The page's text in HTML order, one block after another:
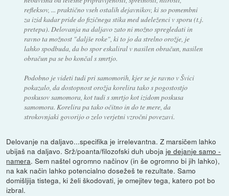
refleksov, ... praktično vseh ostalih dejavnikov, ki so pomembni
za izid kadar pride do fizičnega stika med udeleženci v sporu (t.j.
pretepa). Delovanja na daljavo zato ni možno spregledati in
ravno ta možnost "daljše roke", ki to jo da strelno orožje, je
lahko spodbuda, da bo spor eskaliral v nasilen obračun, nasilen
obračun pa se bo končal s smrtjo.
Podobno je videti tudi pri samomorih, kjer se je ravno v Švici
pokazalo, da dostopnost orožja korelira tako s pogostostjo
poskusov samomora, kot tudi s smrtjo kot izidom poskusa
samomora. Korelira pa tako očitno in do te mere, da
strokovnjaki govorijo o zelo verjetni vzročni povezavi.
Delovanje na daljavo...specifika je irrelevantna. Z marsičem lahko
ubijaš na daljavo. Srž/poanta/filozofski duh ubojaje dejanje samo -
namera. Sem naštel ogromno načinov (in še ogromno bi jih lahko),
na kak način lahko potencialno dosežeš te rezultate. Samo
domišljija tistega, ki želi škodovati, je omejitev tega, katero pot bo
izbral.